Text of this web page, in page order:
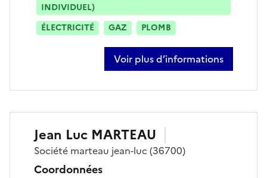
INDIVIDUEL)
ÉLECTRICITÉ
GAZ PLOMB
Voir plus d’informations
sur sullivan marlhins
Jean Luc MARTEAU
Société marteau jean-luc(36700)
Coordonnées